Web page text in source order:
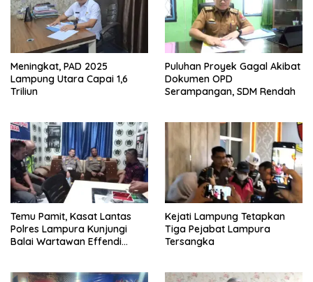
Meningkat, PAD 2025
Lampung Utara Capai 1,6
Triliun
Puluhan Proyek Gagal Akibat
Dokumen OPD
Serampangan, SDM Rendah
Temu Pamit, Kasat Lantas
Polres Lampura Kunjungi
Balai Wartawan Effendi
Kejati Lampung Tetapkan
Tiga Pejabat Lampura
Tersangka